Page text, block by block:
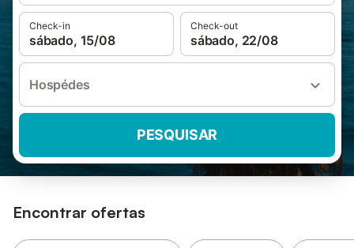
Check-in
sábado, 15/08
Check-out
sábado, 22/08
Hospédes
PESQUISAR
Encontrar ofertas